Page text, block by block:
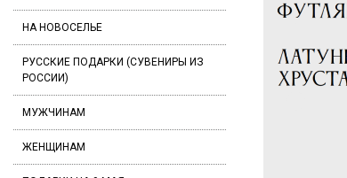
НА НОВОСЕЛЬЕ
РУССКИЕ ПОДАРКИ (СУВЕНИРЫ ИЗ
РОССИИ)
МУЖЧИНАМ
ЖЕНЩИНАМ